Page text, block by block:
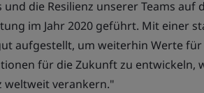
die Resilienz unserer Teams auf
im Jahr 2020 geführt. Mit einer
aufgestellt, um weiterhin Werte
für die Zukunft zu entwickeln,
weltweit verankern."